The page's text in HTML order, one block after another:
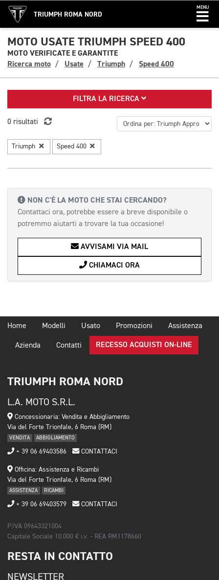
TRIUMPH ROMA NORD
MENU
MOTO USATE TRIUMPH SPEED 400
MOTO VERIFICATE E GARANTITE
Ricerca moto
Usate Triumph Speed 400
FILTRA LA RICERCA
0 risultati
Triumph Speed 400
NON C'È LA MOTO CHE STAI CERCANDO?
Contattaci ora, potrebbe essere a breve disponibile o
potremmo aiutarti a trovare la tua occasione!
AVVISAMI VIA MAIL
CHIAMACI ORA
Home Modelli Usato Promozioni Assistenza
Azienda Contatti RECESSO ACQUISTI ON-LINE
TRIUMPH ROMA NORD
L.A. MOTO S.R.L.
Concessionaria: Vendita e Abbigliamento
Via del Forte Trionfale, 6 Roma (RM)
VENDITA ABBIGLIAMENTO
+ 39 06 69403586 CONTATTACI
Officina: Assistenza e Ricambi
Via del Forte Trionfale, 6 Roma (RM)
ASSISTENZA RICAMBI
+ 39 06 69403579 CONTATTACI
P.IVA 09643321004
Capitale Sociale 10.000 € i.v. - REA RM1178660
RESTA IN CONTATTO
NEWSLETTER